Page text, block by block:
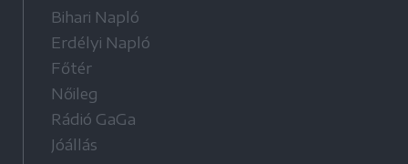
Bihari Napló
Erdélyi Napló
Főtér
Nőileg
Rádió GaGa
Jóállás